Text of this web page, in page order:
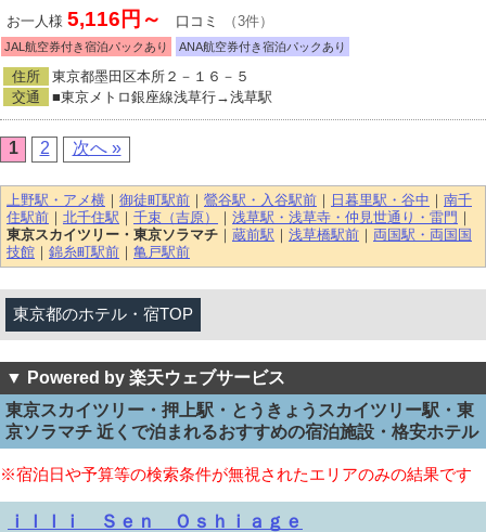
お一人様 5,116円～ 口コミ （3件）
JAL航空券付き宿泊パックあり ANA航空券付き宿泊パックあり
住所
東京都墨田区本所２－１６－５
交通
■東京メトロ銀座線浅草行→浅草駅
1 2 次へ »
上野駅・アメ横 ｜ 御徒町駅前 ｜ 鶯谷駅・入谷駅前 ｜ 日暮里駅・谷中 ｜ 南千
住駅前 ｜ 北千住駅 ｜ 千束（吉原） ｜ 浅草駅・浅草寺・仲見世通り・雷門 ｜
東京スカイツリー・東京ソラマチ ｜ 蔵前駅 ｜ 浅草橋駅前 ｜ 両国駅・両国国
技館 ｜ 錦糸町駅前 ｜ 亀戸駅前
東京都のホテル・宿TOP
▼ Powered by 楽天ウェブサービス
東京スカイツリー・押上駅・とうきょうスカイツリー駅・東
京ソラマチ 近くで泊まれるおすすめの宿泊施設・格安ホテル
※宿泊日や予算等の検索条件が無視されたエリアのみの結果です
ｉｌｌｉ Ｓｅｎ Ｏｓｈｉａｇｅ